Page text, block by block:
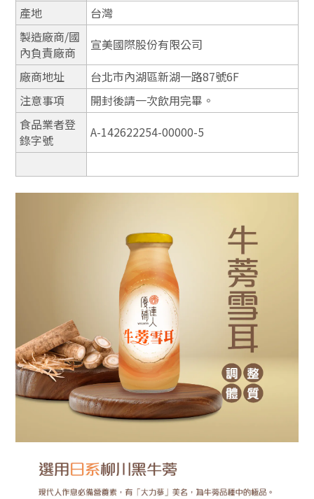
產地
台灣
製造廠商/國
內負責廠商
宣美國際股份有限公司
廠商地址
台北市內湖區新湖一路87號6F
注意事項
開封後請一次飲用完畢。
食品業者登
錄字號
A-142622254-00000-5